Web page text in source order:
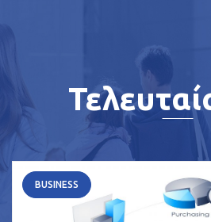
BUSINESS